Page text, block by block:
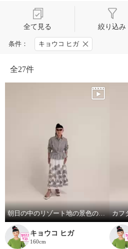
全て見る 絞り込み
条件： キョウコ ヒガ
全27件
朝日の中のリゾート地の景色のスカートと、ドレスシャツ
キョウコ ヒガ
160cm
カフ